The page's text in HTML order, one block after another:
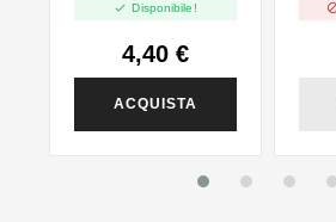
 Disponibile!
4,40 €
ACQUISTA